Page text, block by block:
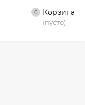
0 Корзина
(пусто)